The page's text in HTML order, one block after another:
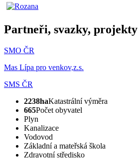
Partneři, svazky, projekty
SMO ČR
Mas Lípa pro venkov,z.s.
SMS ČR
2238haKatastrální výměra
665Počet obyvatel
Plyn
Kanalizace
Vodovod
Základní a mateřská škola
Zdravotní středisko